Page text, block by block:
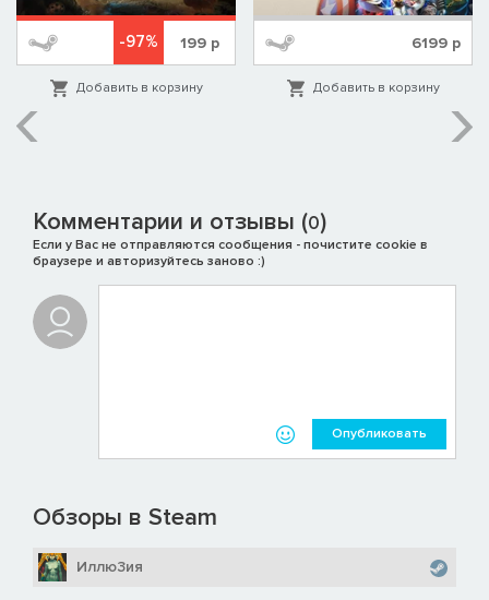
-97% 199р
Добавить в корзину
6199 р
Добавить в корзину
Комментарии и отзывы (0)
Если у Вас не отправляются сообщения - почистите cookie в
браузере и авторизуйтесь заново :)
Опубликовать
Обзоры в Steam
Иллю3ия